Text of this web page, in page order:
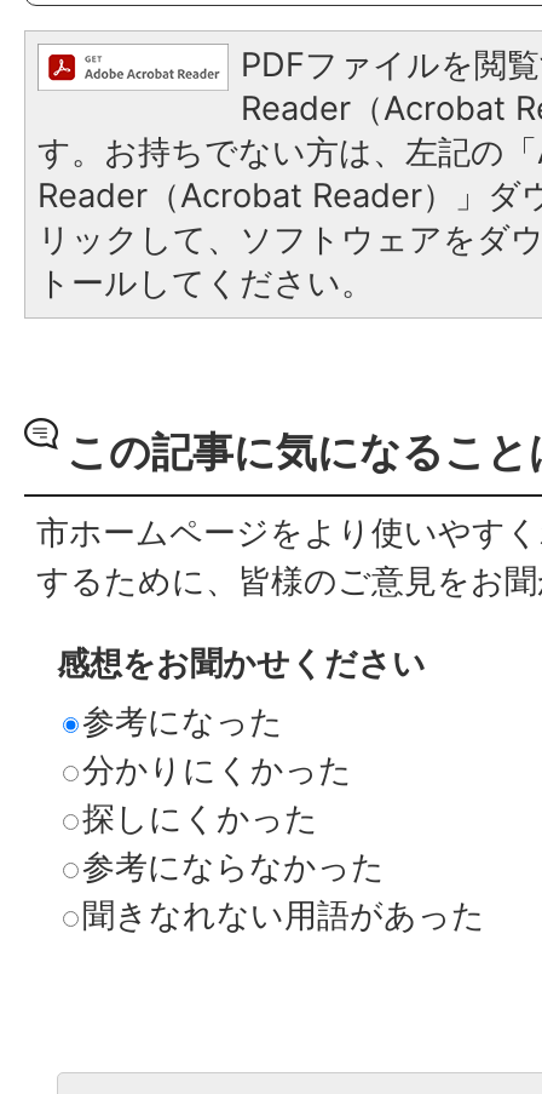
PDFファイルを閲
Reader（Acrobat
す。お持ちでない方は、左記の
Reader（Acrobat Reader）」ダ
リックして、ソフトウェアをダ
トールしてください。
この記事に気になるこ
市ホームページをより使いやす
するために、皆様のご意見をお
感想をお聞かせください
参考になった
分かりにくかった
探しにくかった
参考にならなかった
聞きなれない用語があった